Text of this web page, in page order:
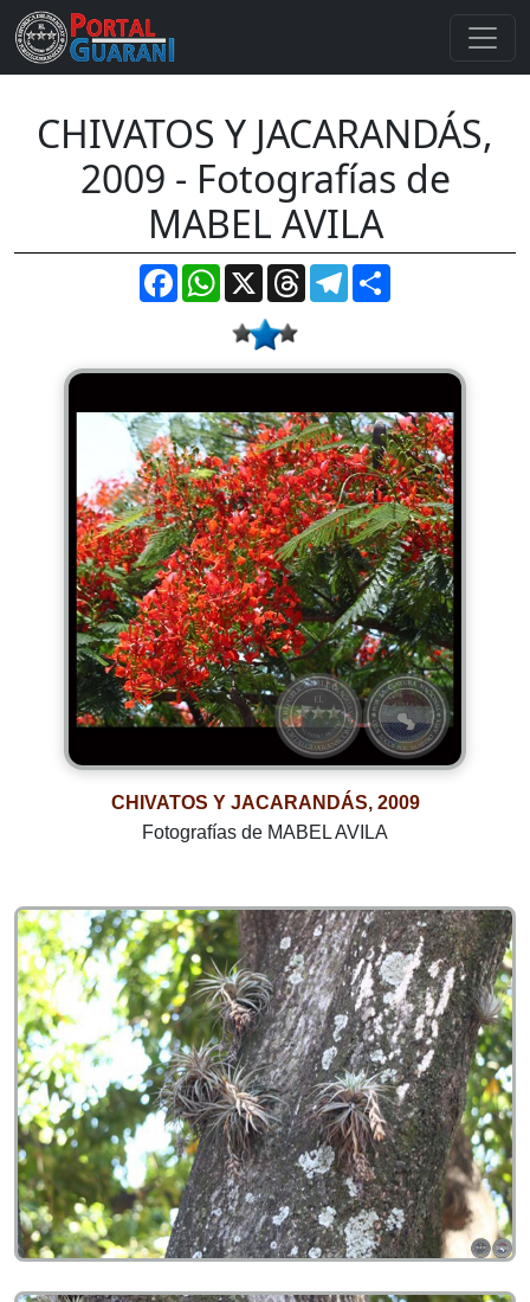
CHIVATOS Y JACARANDÁS,
2009 - Fotografías de
MABEL AVILA
FacebookWhatsApp
X ThreadsTelegram
CHIVATOS Y JACARANDÁS, 2009
Fotografías de MABEL AVILA